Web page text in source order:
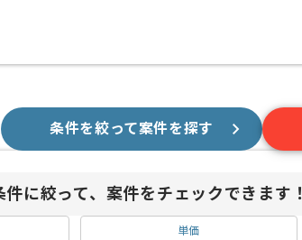
条件を絞って案件を探す
に絞って、案件をチェックできます！
単価